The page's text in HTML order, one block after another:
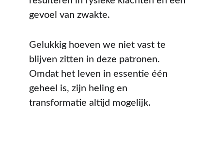
gevoel van zwakte.
Gelukkig hoeven we niet vast te
blijven zitten in deze patronen.
Omdat het leven in essentie één
geheel is, zijn heling en
transformatie altijd mogelijk.